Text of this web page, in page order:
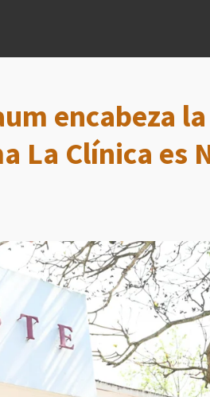
encabeza
La Clínica es